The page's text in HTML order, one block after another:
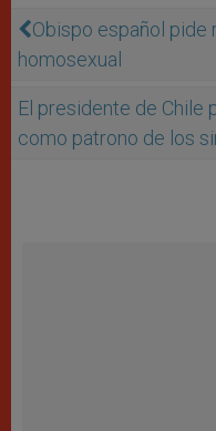
Obispo español
homosexual
El presidente de Chile
como patrono de los